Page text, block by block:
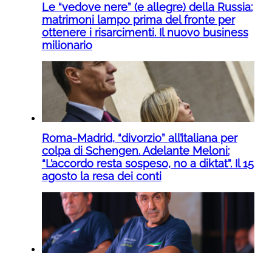
Le “vedove nere” (e allegre) della Russia:
matrimoni lampo prima del fronte per
ottenere i risarcimenti. Il nuovo business
milionario
Roma-Madrid, “divorzio” all’italiana per
colpa di Schengen. Adelante Meloni:
“L’accordo resta sospeso, no a diktat”. Il 15
agosto la resa dei conti